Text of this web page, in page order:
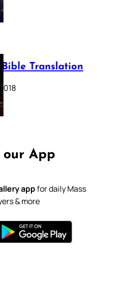
Bible Translation
our App
appfor daily Mass
& more